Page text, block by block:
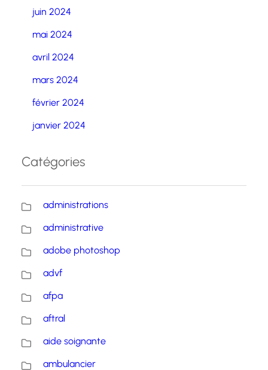
juin 2024
mai 2024
avril 2024
mars 2024
février 2024
janvier 2024
Catégories
administrations
administrative
adobe photoshop
advf
afpa
aftral
aide soignante
ambulancier